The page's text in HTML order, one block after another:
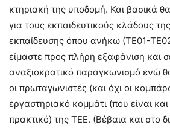
κτηριακή της υποδομή. Και βασικά
για τους εκπαιδευτικούς κλάδους
εκπαίδευσης όπου ανήκω (ΤΕ01-
είμαστε προς πλήρη εξαφάνιση και
αναξιοκρατικό παραγκωνισμό ενώ
οι πρωταγωνιστές (και όχι οι
εργαστηριακό κομμάτι (που είναι
πρακτικό) της ΤΕΕ. (Βέβαια και στο